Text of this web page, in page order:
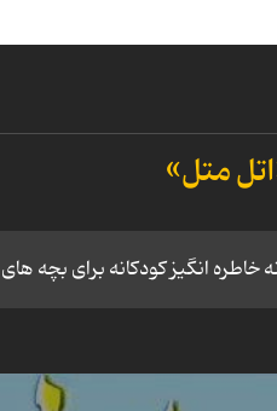
متل»
خاطره انگیز کودکانه برای بچه